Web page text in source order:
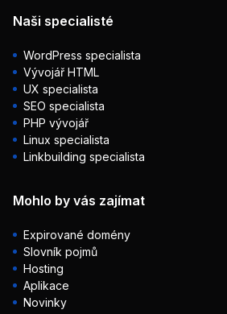
Naši specialisté
WordPress specialista
Vývojář HTML
UX specialista
SEO specialista
PHP vývojář
Linux specialista
Linkbuilding specialista
Mohlo by vás zajímat
Expirované domény
Slovník pojmů
Hosting
Aplikace
Novinky